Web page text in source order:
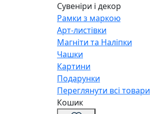
Сувеніри і декор
Рамки з маркою
Арт-листівки
Магніти та Наліпки
Чашки
Картини
Подарунки
Переглянути всі товари
Кошик